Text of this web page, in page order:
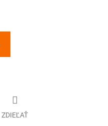
ZDIEĽAŤ